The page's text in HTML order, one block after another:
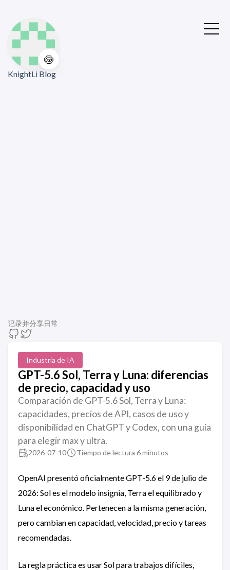
🍥
KnightLi Blog
记录并分享日常
Industria de IA
GPT-5.6 Sol, Terra y Luna: diferencias
de precio, capacidad y uso
Comparación de GPT-5.6 Sol, Terra y Luna:
capacidades, precios de API, casos de uso y
disponibilidad en ChatGPT y Codex, con una guía
para elegir max y ultra.
2026-07-10 Tiempo de lectura 6 minutos
OpenAI presentó oficialmente GPT-5.6 el 9 de julio de
2026: Sol es el modelo insignia, Terra el equilibrado y
Luna el económico. Pertenecen a la misma generación,
pero cambian en capacidad, velocidad, precio y tareas
recomendadas.
La regla práctica es usar Sol para trabajos difíciles,